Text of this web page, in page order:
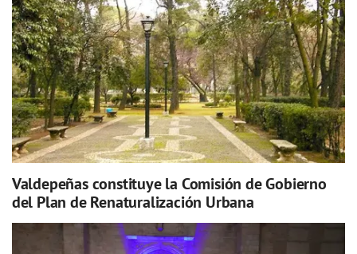
Valdepeñas constituye la Comisión de Gobierno
del Plan de Renaturalización Urbana